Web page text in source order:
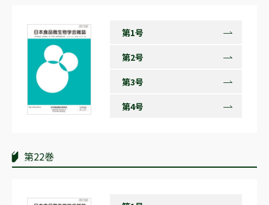
第1号
第2号
第3号
第4号
第22巻